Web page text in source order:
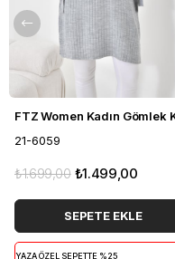
21-6059
₺1.499,00
₺1.699,00
SEPETE EKLE
YAZA ÖZEL SEPETTE %25